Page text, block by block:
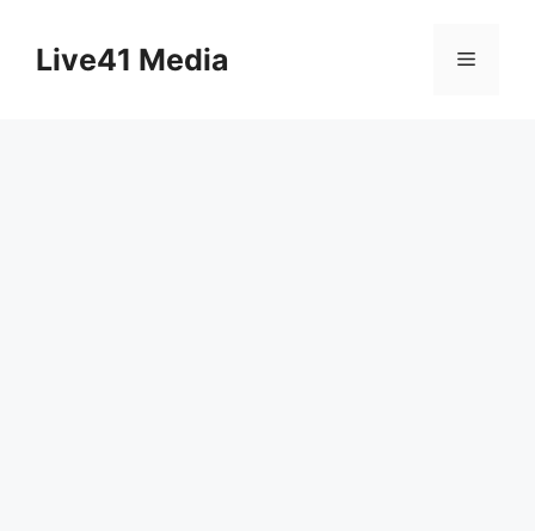
contentLive41 Media Menu